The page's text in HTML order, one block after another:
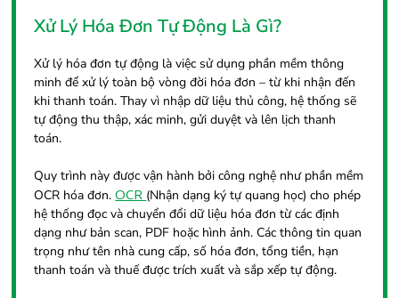
Xử Lý Hóa Đơn Tự Động Là Gì?
Xử lý hóa đơn tự động là việc sử dụng phần mềm thông
minh để xử lý toàn bộ vòng đời hóa đơn – từ khi nhận đến
khi thanh toán. Thay vì nhập dữ liệu thủ công, hệ thống sẽ
tự động thu thập, xác minh, gửi duyệt và lên lịch thanh
toán.
Quy trình này được vận hành bởi công nghệ như phần mềm
OCR hóa đơn.OCR (Nhận dạng ký tự quang học) cho phép
hệ thống đọc và chuyển đổi dữ liệu hóa đơn từ các định
dạng như bản scan, PDF hoặc hình ảnh. Các thông tin quan
trọng như tên nhà cung cấp, số hóa đơn, tổng tiền, hạn
thanh toán và thuế được trích xuất và sắp xếp tự động.